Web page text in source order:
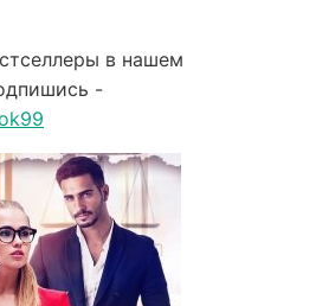
в нашем
-